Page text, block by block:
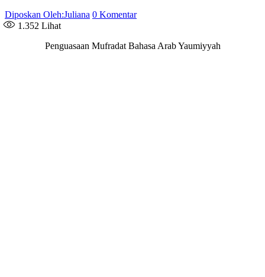
Diposkan Oleh:Juliana 0 Komentar
1.352 Lihat
Penguasaan Mufradat Bahasa Arab Yaumiyyah